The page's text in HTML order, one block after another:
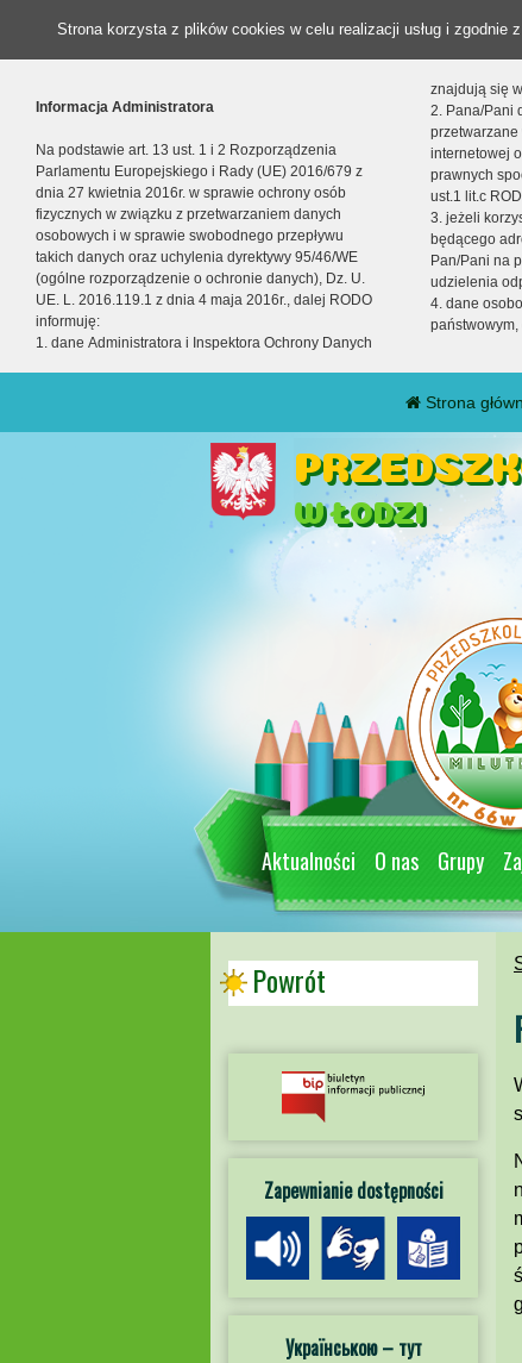
Strona korzysta z plików cookies w celu realizacji usług i zgodnie z
Informacja Administratora
Na podstawie art. 13 ust. 1 i 2 Rozporządzenia
Parlamentu Europejskiego i Rady (UE) 2016/679 z
dnia 27 kwietnia 2016r. w sprawie ochrony osób
fizycznych w związku z przetwarzaniem danych
osobowych i w sprawie swobodnego przepływu
takich danych oraz uchylenia dyrektywy 95/46/WE
(ogólne rozporządzenie o ochronie danych), Dz. U.
UE. L. 2016.119.1 z dnia 4 maja 2016r., dalej RODO
informuję:
1. dane Administratora i Inspektora Ochrony Danych
znajdują się
2. Pana/Pani
internetowej
prawnych
ust.1 lit.c
3. jeżeli
będącego
Pan/Pani na
udzielenia
4. dane
Strona
W ŁODZI
Aktualności O nas Grupy
Powrót
Zapewnianie dostępności
Українською – тут